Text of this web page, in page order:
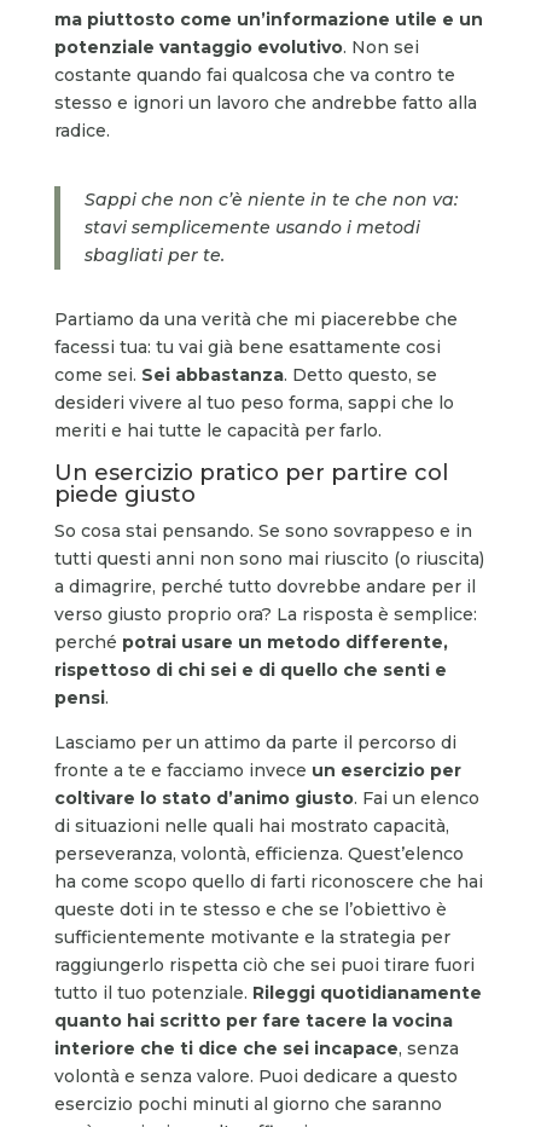
ma piuttosto come un’informazione utile e un
potenziale vantaggio evolutivo. Non sei
costante quando fai qualcosa che va contro te
stesso e ignori un lavoro che andrebbe fatto alla
radice.
Sappi che non c’è niente in te che non va:
stavi semplicemente usando i metodi
sbagliati per te.
Partiamo da una verità che mi piacerebbe che
facessi tua: tu vai già bene esattamente cosi
come sei. Sei abbastanza. Detto questo, se
desideri vivere al tuo peso forma, sappi che lo
meriti e hai tutte le capacità per farlo.
Un esercizio pratico per partire col
piede giusto
So cosa stai pensando. Se sono sovrappeso e in
tutti questi anni non sono mai riuscito (o riuscita)
a dimagrire, perché tutto dovrebbe andare per il
verso giusto proprio ora? La risposta è semplice:
perché potrai usare un metodo differente,
rispettoso di chi sei e di quello che senti e
pensi.
Lasciamo per un attimo da parte il percorso di
fronte a te e facciamo invece un esercizio per
coltivare lo stato d’animo giusto. Fai un elenco
di situazioni nelle quali hai mostrato capacità,
perseveranza, volontà, efficienza. Quest’elenco
ha come scopo quello di farti riconoscere che hai
queste doti in te stesso e che se l’obiettivo è
sufficientemente motivante e la strategia per
raggiungerlo rispetta ciò che sei puoi tirare fuori
tutto il tuo potenziale. Rileggi quotidianamente
quanto hai scritto per fare tacere la vocina
interiore che ti dice che sei incapace, senza
volontà e senza valore. Puoi dedicare a questo
esercizio pochi minuti al giorno che saranno